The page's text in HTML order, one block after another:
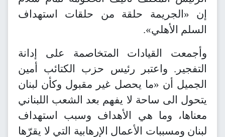
إن «الجريمة حلقة من حلقات استهداف
السلم الأهلي».
وأجمعت القيادات المتخاصمة على إدانة
التفجير. واعتبر رئيس حزب الكتائب أمين
الجميل أن «ما يحصل غير مقبول وكأن لبنان
يتحول الى ساحة لا يفهم بعد الشعب اللبناني
معناها، وما هي الأهداف وسبب استهداف
لبنان ومسببات الأعمال الإرهابية التي لا يقرّها